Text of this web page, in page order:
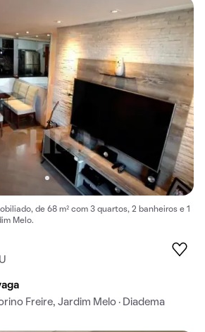
de 68 m² com 3 quartos, 2 banheiros e 1
Melo.
Freire, Jardim Melo · Diadema